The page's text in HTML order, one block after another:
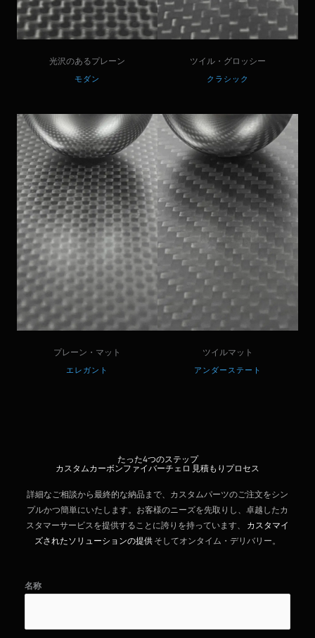
光沢のあるプレーン
モダン
ツイル・グロッシー
クラシック
プレーン・マット
エレガント
ツイルマット
アンダーステート
たった4つのステップ
カスタムカーボンファイバーチェロ 見積もりプロセス
詳細なご相談から最終的な納品まで、カスタムパーツのご注文をシン
プルかつ簡単にいたします。お客様のニーズを先取りし、卓越したカ
スタマーサービスを提供することに誇りを持っています、 カスタマイ
ズされたソリューションの提供そしてオンタイム・デリバリー。
名称